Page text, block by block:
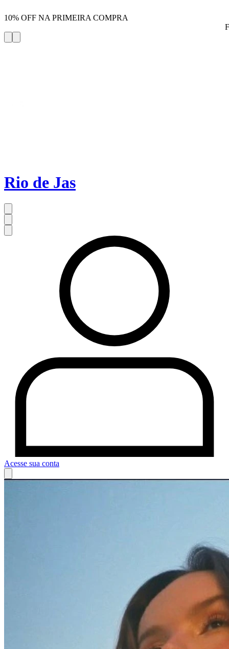
10% OFF NA PRIMEIRA COMPRA
Rio de Jas
Acesse sua conta